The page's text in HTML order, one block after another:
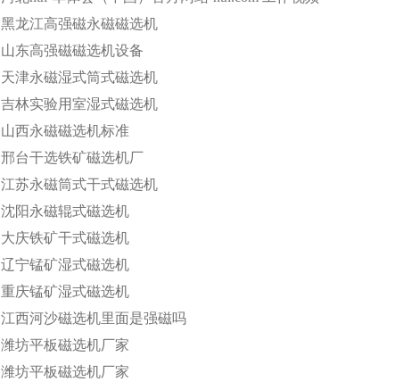
黑龙江高强磁永磁磁选机
山东高强磁磁选机设备
天津永磁湿式筒式磁选机
吉林实验用室湿式磁选机
山西永磁磁选机标准
邢台干选铁矿磁选机厂
江苏永磁筒式干式磁选机
沈阳永磁辊式磁选机
大庆铁矿干式磁选机
辽宁锰矿湿式磁选机
重庆锰矿湿式磁选机
江西河沙磁选机里面是强磁吗
潍坊平板磁选机厂家
潍坊平板磁选机厂家